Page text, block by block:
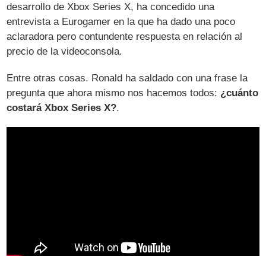
desarrollo de Xbox Series X, ha concedido una
entrevista a Eurogamer en la que ha dado una poco
aclaradora pero contundente respuesta en relación al
precio de la videoconsola.
Entre otras cosas. Ronald ha saldado con una frase la
pregunta que ahora mismo nos hacemos todos: ¿cuánto
costará Xbox Series X?.